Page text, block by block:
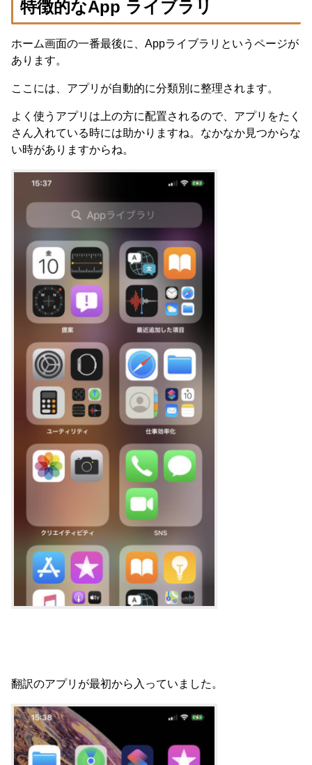
特徴的なApp ライブラリ
ホーム画面の一番最後に、Appライブラリというページが
あります。
ここには、アプリが自動的に分類別に整理されます。
よく使うアプリは上の方に配置されるので、アプリをたく
さん入れている時には助かりますね。なかなか見つからな
い時がありますからね。
翻訳のアプリが最初から入っていました。